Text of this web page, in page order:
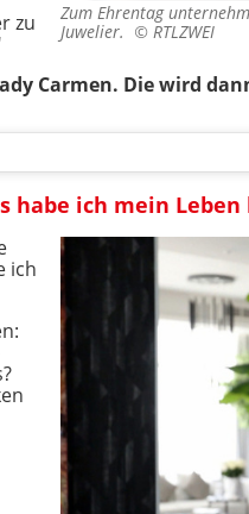
Zum Ehrentag
Juwelier. © RTLZWEI
zu
Carmen. Die wird
habe ich mein
ich